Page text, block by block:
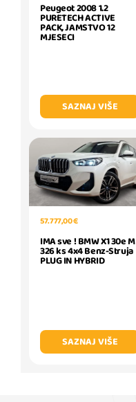
Peugeot 2008 1.2
PURETECH ACTIVE
PACK, JAMSTVO 12
MJESECI
SAZNAJ VIŠE
57.777,00 €
IMA sve ! BMW X1 30e M
326 ks 4x4 Benz-Struja
PLUG IN HYBRID
SAZNAJ VIŠE